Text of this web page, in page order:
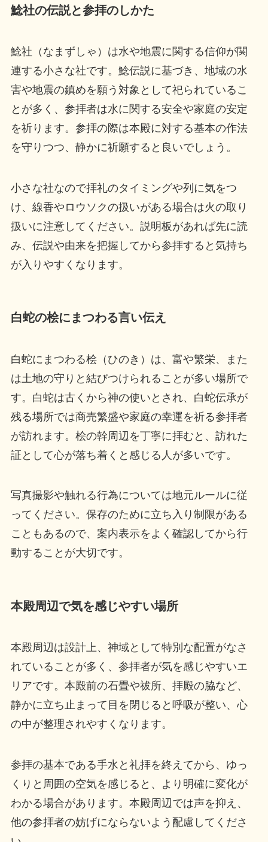
鯰社の伝説と参拝のしかた
鯰社（なまずしゃ）は水や地震に関する信仰が関
連する小さな社です。鯰伝説に基づき、地域の水
害や地震の鎮めを願う対象として祀られているこ
とが多く、参拝者は水に関する安全や家庭の安定
を祈ります。参拝の際は本殿に対する基本の作法
を守りつつ、静かに祈願すると良いでしょう。
小さな社なので拝礼のタイミングや列に気をつ
け、線香やロウソクの扱いがある場合は火の取り
扱いに注意してください。説明板があれば先に読
み、伝説や由来を把握してから参拝すると気持ち
が入りやすくなります。
白蛇の桧にまつわる言い伝え
白蛇にまつわる桧（ひのき）は、富や繁栄、また
は土地の守りと結びつけられることが多い場所で
す。白蛇は古くから神の使いとされ、白蛇伝承が
残る場所では商売繁盛や家庭の幸運を祈る参拝者
が訪れます。桧の幹周辺を丁寧に拝むと、訪れた
証として心が落ち着くと感じる人が多いです。
写真撮影や触れる行為については地元ルールに従
ってください。保存のために立ち入り制限がある
こともあるので、案内表示をよく確認してから行
動することが大切です。
本殿周辺で気を感じやすい場所
本殿周辺は設計上、神域として特別な配置がなさ
れていることが多く、参拝者が気を感じやすいエ
リアです。本殿前の石畳や祓所、拝殿の脇など、
静かに立ち止まって目を閉じると呼吸が整い、心
の中が整理されやすくなります。
参拝の基本である手水と礼拝を終えてから、ゆっ
くりと周囲の空気を感じると、より明確に変化が
わかる場合があります。本殿周辺では声を抑え、
他の参拝者の妨げにならないよう配慮してくださ